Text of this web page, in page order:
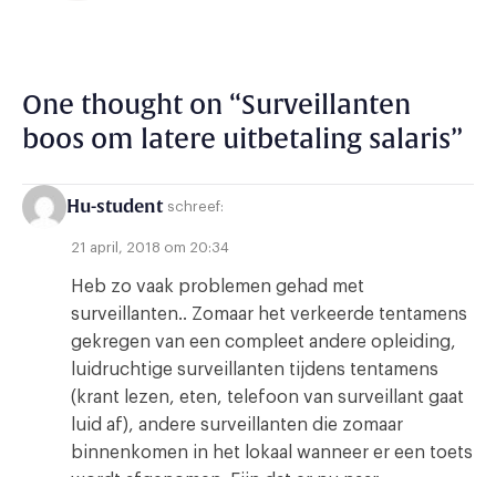
One thought on “Surveillanten
boos om latere uitbetaling salaris”
Hu-student schreef:
21 april, 2018 om 20:34
Heb zo vaak problemen gehad met
surveillanten.. Zomaar het verkeerde tentamens
gekregen van een compleet andere opleiding,
luidruchtige surveillanten tijdens tentamens
(krant lezen, eten, telefoon van surveillant gaat
luid af), andere surveillanten die zomaar
binnenkomen in het lokaal wanneer er een toets